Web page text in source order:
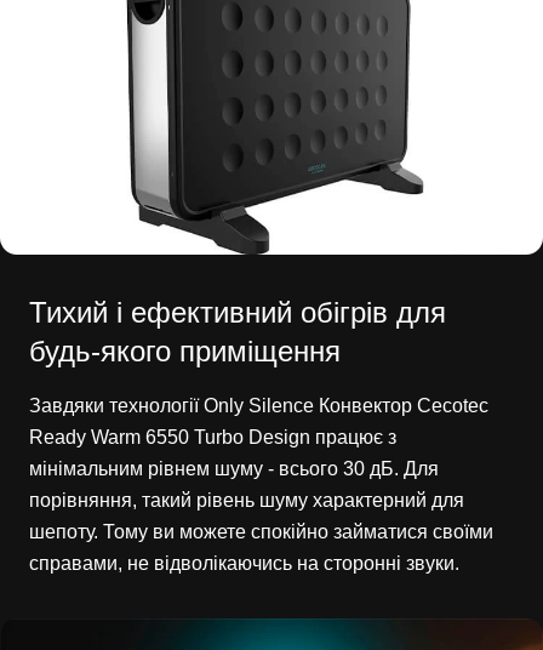
Тихий і ефективний обігрів для
будь-якого приміщення
Завдяки технології Only Silence Конвектор Cecotec
Ready Warm 6550 Turbo Design працює з
мінімальним рівнем шуму - всього 30 дБ. Для
порівняння, такий рівень шуму характерний для
шепоту. Тому ви можете спокійно займатися своїми
справами, не відволікаючись на сторонні звуки.